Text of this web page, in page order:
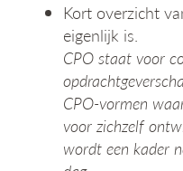
Kort overzicht
eigenlijk is.
CPO staat voor
CPO-vormen
voor zichzelf
wordt een kader